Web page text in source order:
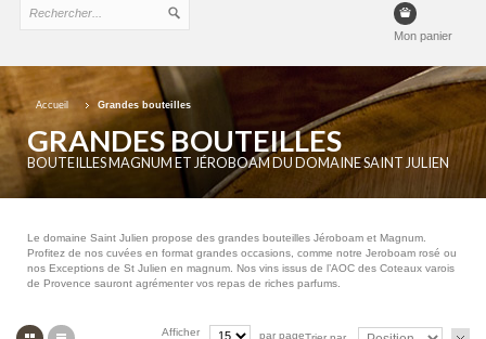
Mon panier
Accueil Grandes bouteilles
GRANDES BOUTEILLES
BOUTEILLES MAGNUM ET JÉROBOAM DU DOMAINE SAINT JULIEN
Le domaine Saint Julien propose des grandes bouteilles Jéroboam et Magnum.
Profitez de nos cuvées en format grandes occasions, comme notre Jeroboam rosé ou
nos Exceptions de St Julien en magnum. Nos vins issus de l’AOC des Coteaux varois
de Provence sauront agrémenter vos repas de riches parfums.
Grille Afficher par page